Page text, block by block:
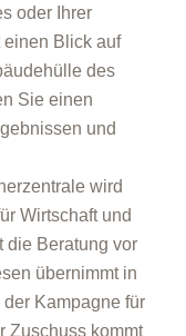
oder Ihrer
Blick auf
des
Sie einen
und
wird
Wirtschaft und
die Beratung vor
übernimmt in
Kampagne für
Zuschuss kommt